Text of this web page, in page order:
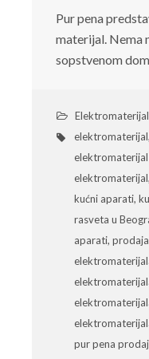
Pur pena
materijal. Nema
sopstvenom
Elektromaterijal
elektromaterijal,
elektromaterijal
elektromaterijal,
kućni aparati,
rasveta u
aparati,
pur pena